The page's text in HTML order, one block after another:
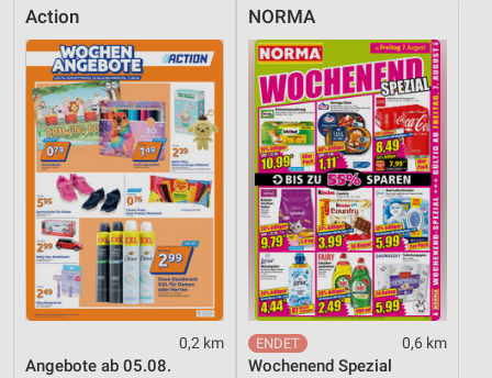
Action
0,2 km
Angebote ab 05.08.
NORMA
0,6 km
Wochenend Spezial